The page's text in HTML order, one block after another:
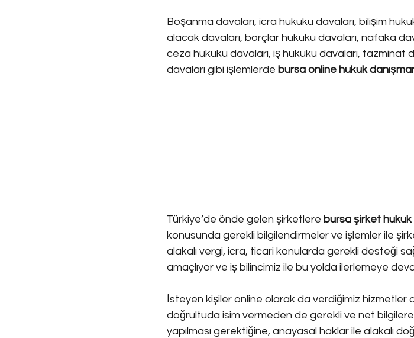
Boşanma davaları, icra hukuku davaları, bilişim
alacak davaları, borçlar hukuku davaları, nafaka
ceza hukuku davaları, iş hukuku davaları, tazminat
davaları gibi işlemlerde bursa online hukuk
Türkiye’de önde gelen şirketlere bursa şirket hukuk
konusunda gerekli bilgilendirmeler ve işlemler ile
alakalı vergi, icra, ticari konularda gerekli desteği
amaçlıyor ve iş bilincimiz ile bu yolda ilerlemeye
İsteyen kişiler online olarak da verdiğimiz hizmetler
doğrultuda isim vermeden de gerekli ve net bilgilere
yapılması gerektiğine, anayasal haklar ile alakalı